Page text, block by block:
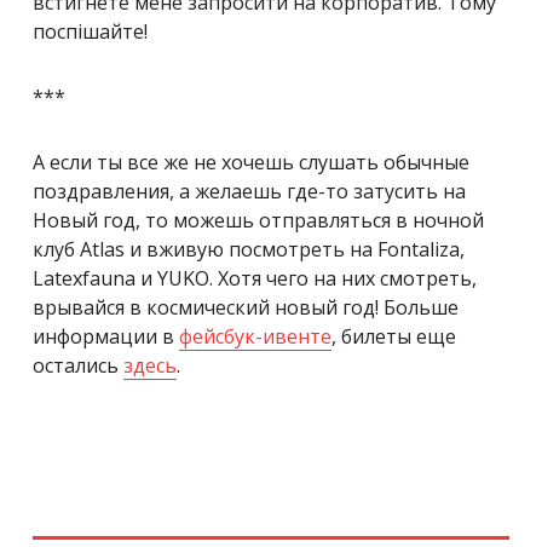
поспішайте!
***
А если ты все же не хочешь слушать обычные
поздравления, а желаешь где-то затусить на
Новый год, то можешь отправляться в ночной
клуб Atlas и вживую посмотреть на Fontaliza,
Latexfauna и YUKO. Хотя чего на них смотреть,
врывайся в космический новый год! Больше
информации в фейсбук-ивенте, билеты еще
остались здесь.